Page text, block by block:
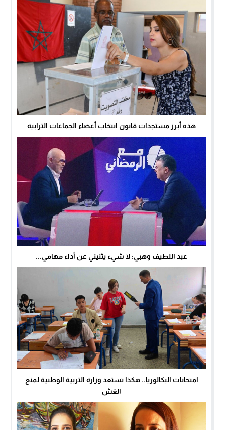
هذه أبرز مستجدات قانون انتخاب أعضاء الجماعات الترابية
عبد اللطيف وهبي: لا شيء يثنيني عن أداء مهامي...
امتحانات البكالوريا.. هكذا تستعد وزارة التربية الوطنية لمنع
الغش